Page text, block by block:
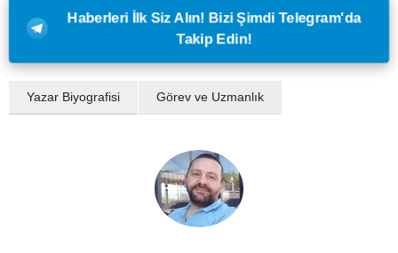
Haberleri İlk Siz Alın! Bizi Şimdi Telegram'da
Takip Edin!
Yazar Biyografisi Görev ve Uzmanlık